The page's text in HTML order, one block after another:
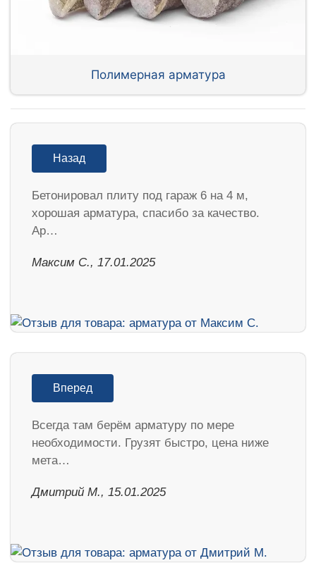
Полимерная арматура
Назад
Бетонировал плиту под гараж 6 на 4 м,
хорошая арматура, спасибо за качество.
Ар…
Максим С., 17.01.2025
Вперед
Всегда там берём арматуру по мере
необходимости. Грузят быстро, цена ниже
мета…
Дмитрий М., 15.01.2025